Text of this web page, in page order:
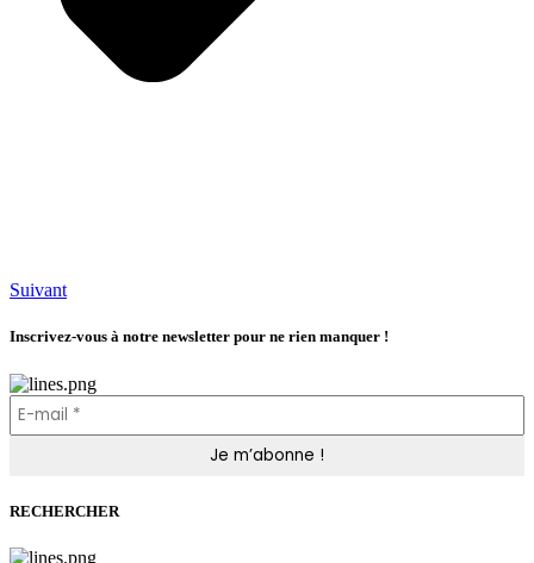
Suivant
Inscrivez-vous à notre newsletter pour ne rien manquer !
RECHERCHER